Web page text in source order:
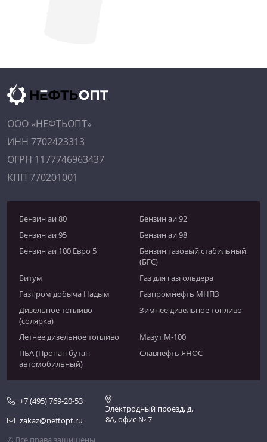
ООО «НЕФТЬОПТ»
ИНН 7702423313
ОГРН 1177746963437
КПП 770201001
Бензин аи 80
Бензин аи 92
Бензин аи 95
Бензин аи 98
Бензин аи 100 Евро 5
Бензин газовый стабильный
(БГС)
Битум
Газ для газгольдера
Газпром добыча Надым
Газпромнефть МНПЗ
Дизельное топливо
(солярка)
Зимнее дизельное топливо
Летнее дизельное топливо
Мазут М-100
ПБА (Пропан бутан
автомобильный)
Славнефть ЯНОС
+7 (495) 769-20-53
zakaz@neftopt.ru
Электродный проезд, д.
8А, офис № 7
© Все права защищены